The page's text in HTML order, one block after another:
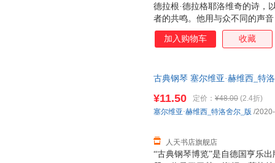
德拉根·德拉格耶洛维奇的诗，
者的共鸣。他用与众不同的声
丰满的感情，构筑着他的诗歌
于天籁，缠绵于爱情。他的诗
十多年来在很多国家被传诵。
加入购物车 收藏
古典钢琴 塞尔维亚·赫维西_特
“古典钢琴博览”是自德国亨乐
¥11.50 定价： ¥48.00 (2.4折)
人天书店旗舰店
塞尔维亚·赫维西_特洛舍尔_版 /